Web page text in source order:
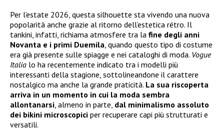
Per l’estate 2026, questa silhouette sta vivendo una nuova
popolarità anche grazie al ritorno dell’estetica rétro. Il
tankini, infatti, richiama atmosfere tra la fine degli anni
Novanta e i primi Duemila , quando questo tipo di costume
era già presente sulle spiagge e nei cataloghi di moda. Vogue
Italia lo ha recentemente indicato tra i modelli più
interessanti della stagione, sottolineandone il carattere
nostalgico ma anche la grande praticità. La sua riscoperta
arriva in un momento in cui la moda sembra
allontanarsi , almeno in parte, dal minimalismo assoluto
dei bikini microscopici per recuperare capi più strutturati e
versatili.